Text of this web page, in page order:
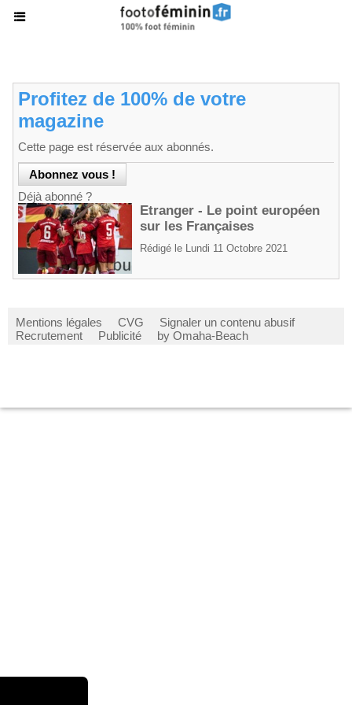
Profitez de 100% de votre
magazine
Cette page est réservée aux abonnés.
Déjà abonné ?
Etranger - Le point européen
sur les Françaises
Rédigé le Lundi 11 Octobre 2021
Mentions légales CVG
Signaler un contenu abusif
Recrutement
Publicité by Omaha-Beach